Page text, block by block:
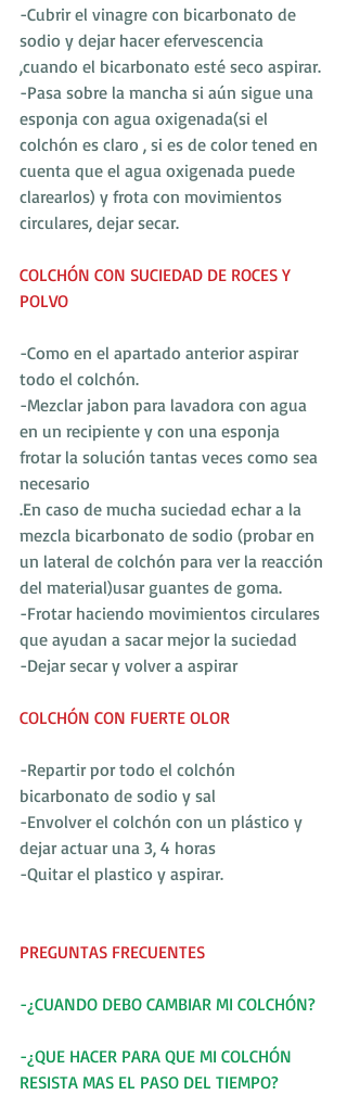
-Cubrir el vinagre con bicarbonato de
sodio y dejar hacer efervescencia
,cuando el bicarbonato esté seco aspirar.
-Pasa sobre la mancha si aún sigue una
esponja con agua oxigenada(si el
colchón es claro , si es de color tened en
cuenta que el agua oxigenada puede
clarearlos) y frota con movimientos
circulares, dejar secar.
COLCHÓN CON SUCIEDAD DE ROCES Y
POLVO
-Como en el apartado anterior aspirar
todo el colchón.
-Mezclar jabon para lavadora con agua
en un recipiente y con una esponja
frotar la solución tantas veces como sea
necesario
.En caso de mucha suciedad echar a la
mezcla bicarbonato de sodio (probar en
un lateral de colchón para ver la reacción
del material)usar guantes de goma.
-Frotar haciendo movimientos circulares
que ayudan a sacar mejor la suciedad
-Dejar secar y volver a aspirar
COLCHÓN CON FUERTE OLOR
-Repartir por todo el colchón
bicarbonato de sodio y sal
-Envolver el colchón con un plástico y
dejar actuar una 3, 4 horas
-Quitar el plastico y aspirar.
PREGUNTAS FRECUENTES
-¿CUANDO DEBO CAMBIAR MI COLCHÓN?
-¿QUE HACER PARA QUE MI COLCHÓN
RESISTA MAS EL PASO DEL TIEMPO?